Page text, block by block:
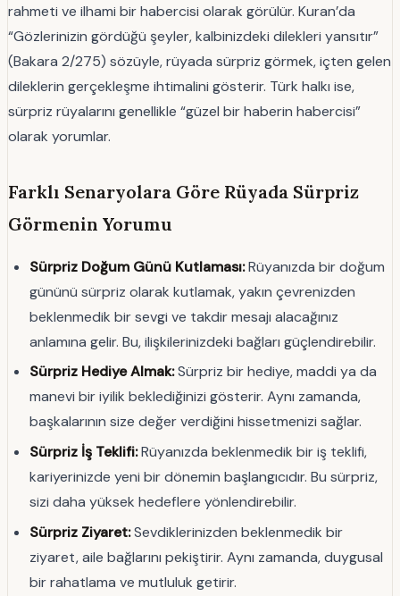
rahmeti ve ilhami bir habercisi olarak görülür. Kuran’da
“Gözlerinizin gördüğü şeyler, kalbinizdeki dilekleri yansıtır”
(Bakara 2/275) sözüyle, rüyada sürpriz görmek, içten gelen
dileklerin gerçekleşme ihtimalini gösterir. Türk halkı ise,
sürpriz rüyalarını genellikle “güzel bir haberin habercisi”
olarak yorumlar.
Farklı Senaryolara Göre Rüyada Sürpriz
Görmenin Yorumu
Sürpriz Doğum Günü Kutlaması:Rüyanızda bir doğum
gününü sürpriz olarak kutlamak, yakın çevrenizden
beklenmedik bir sevgi ve takdir mesajı alacağınız
anlamına gelir. Bu, ilişkilerinizdeki bağları güçlendirebilir.
Sürpriz Hediye Almak:Sürpriz bir hediye, maddi ya da
manevi bir iyilik beklediğinizi gösterir. Aynı zamanda,
başkalarının size değer verdiğini hissetmenizi sağlar.
Sürpriz İş Teklifi:Rüyanızda beklenmedik bir iş teklifi,
kariyerinizde yeni bir dönemin başlangıcıdır. Bu sürpriz,
sizi daha yüksek hedeflere yönlendirebilir.
Sürpriz Ziyaret:Sevdiklerinizden beklenmedik bir
ziyaret, aile bağlarını pekiştirir. Aynı zamanda, duygusal
bir rahatlama ve mutluluk getirir.